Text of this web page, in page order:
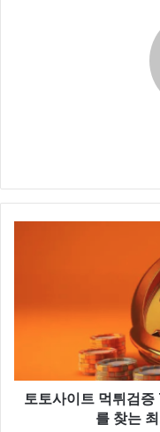
토토사이트 먹튀검
를 찾는